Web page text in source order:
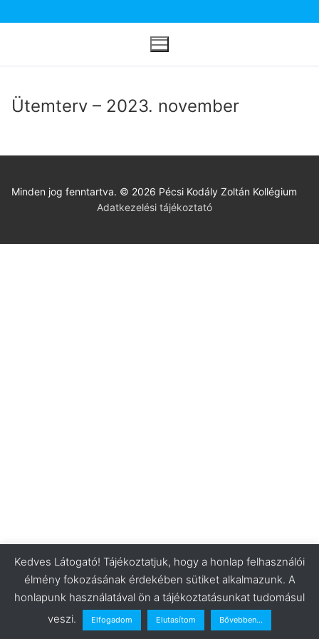
a
Ütemterv – 2023. november
Minden jog fenntartva. © 2026 Pécsi Kodály Zoltán Kollégium
Adatkezelési tájékoztató
Kedves Látogató! Tájékoztatjuk, hogy a honlap felhasználói
élmény fokozásának érdekében sütiket alkalmazunk. A
honlapunk használatával ön a tájékoztatásunkat tudomásul
veszi.
Elfogadom Elutasítom Bővebben...